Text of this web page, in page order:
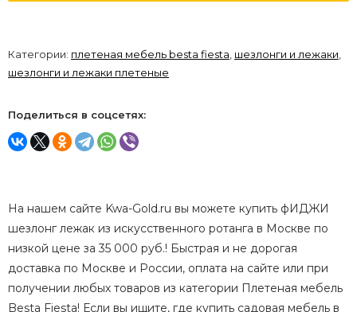
Категории: плетеная мебель besta fiesta, шезлонги и лежаки,
шезлонги и лежаки плетеные
Поделиться в соцсетях:
На нашем сайте Kwa-Gold.ru вы можете купить фИДЖИ
шезлонг лежак из искусственного ротанга в Москве по
низкой цене за 35 000 руб.! Быстрая и не дорогая
доставка по Москве и России, оплата на сайте или при
получении любых товаров из категории Плетеная мебель
Besta Fiesta! Если вы ищите, где купить садовая мебель в